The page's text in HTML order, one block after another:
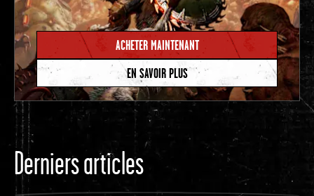
ACHETER MAINTENANT
EN SAVOIR PLUS
Derniers articles